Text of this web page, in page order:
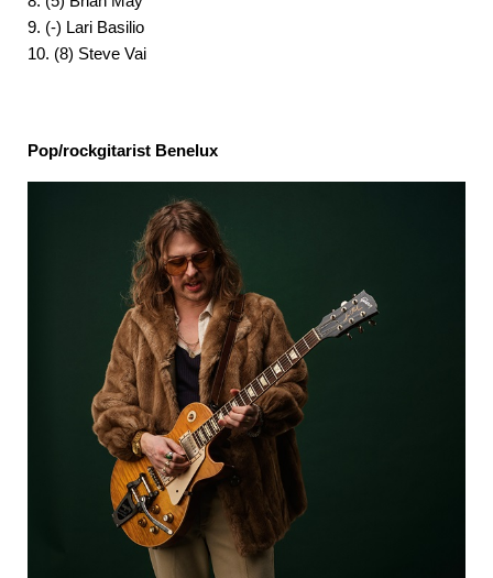
9. (-) Lari Basilio
10. (8) Steve Vai
Pop/rockgitarist Benelux